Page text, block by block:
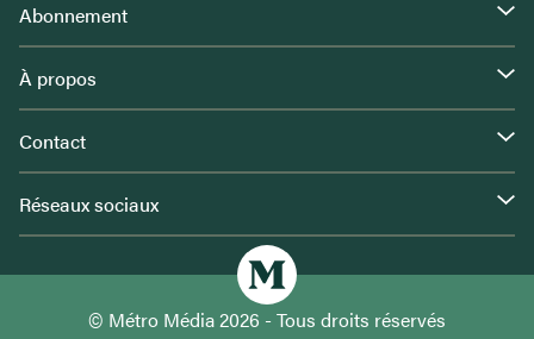
Abonnement
À propos
Contact
Réseaux sociaux
© Métro Média 2026 - Tous droits réservés